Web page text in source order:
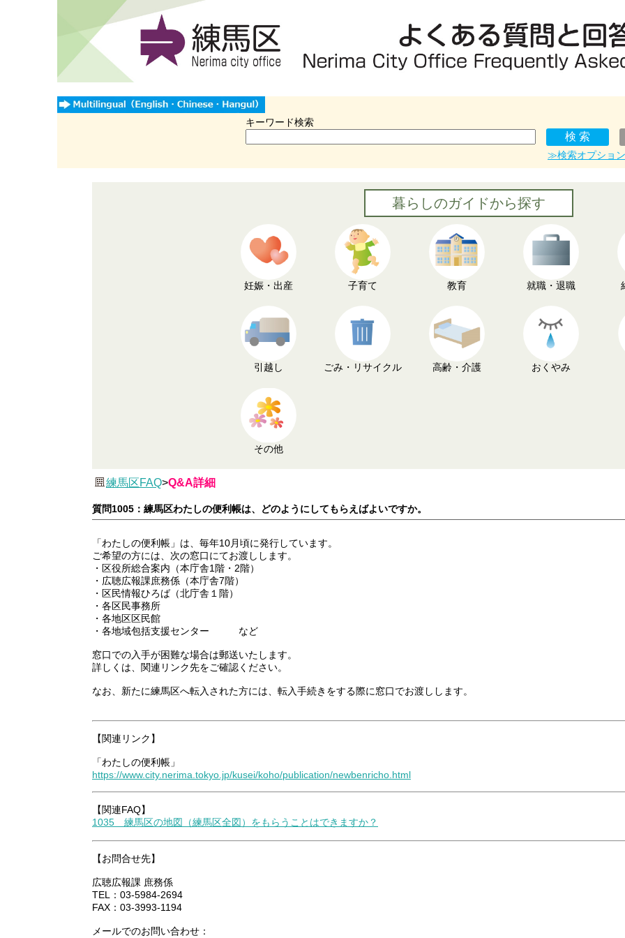
キーワード検索
≫検索オプション
暮らしのガイドから探す
妊娠・出産 子育て 教育 就職・退職
引越し ごみ・リサイクル 高齢・介護 おくやみ
その他
練馬区FAQ>Q&A詳細
質問1005：練馬区わたしの便利帳は、どのようにしてもらえばよいですか。
「わたしの便利帳」は、毎年10月頃に発行しています。
ご希望の方には、次の窓口にてお渡しします。
・区役所総合案内（本庁舎1階・2階）
・広聴広報課庶務係（本庁舎7階）
・区民情報ひろば（北庁舎１階）
・各区民事務所
・各地区区民館
・各地域包括支援センター など
窓口での入手が困難な場合は郵送いたします。
詳しくは、関連リンク先をご確認ください。
なお、新たに練馬区へ転入された方には、転入手続きをする際に窓口でお渡しします。
【関連リンク】
「わたしの便利帳」
https://www.city.nerima.tokyo.jp/kusei/koho/publication/newbenricho.html
【関連FAQ】
1035 練馬区の地図（練馬区全図）をもらうことはできますか？
【お問合せ先】
広聴広報課 庶務係
TEL：03-5984-2694
FAX：03-3993-1194
メールでのお問い合わせ：